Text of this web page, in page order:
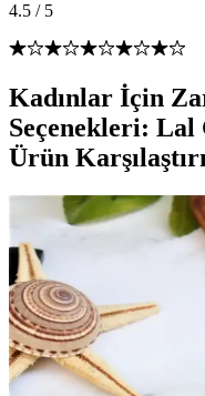
4.5 / 5
Kadınlar İçin
Seçenekleri: Lal
Ürün